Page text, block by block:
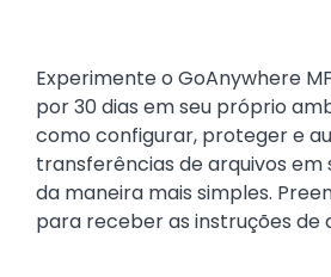
Experimente o GoAnywhere
por 30 dias em seu próprio
como configurar, proteger e
transferências de arquivos em
da maneira mais simples.
para receber as instruções de